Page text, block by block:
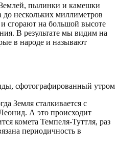
Землей, пылинки и камешки
нескольких миллиметров
сгорают на большой высоте
В результате мы видим на
в народе и называют
сфотографированный
Земля сталкивается с
А это происходит
комета Темпеля-Туттля, раз
периодичность в